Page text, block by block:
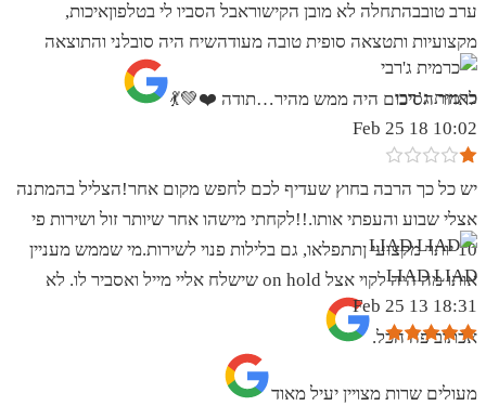
ערב טובבהתחלה לא מובן הקישוראבל הסביו לי בטלפוןאיכות,
מקצועיות ותטצאה סופית טובה מעודהשיח היה סובלני והתוצאה
לאחר הסיכום היה ממש מהיר…תודה ❤️💚💃
כרמית ג’רבי
10:02 18 Feb 25
יש כל כך הרבה בחוץ שעדיף לכם לחפש מקום אחר!הצליל בהמתנה
אצלי שבוע והעפתי אותו.!!לקחתי מישהו אחר שיותר זול ושירות פי
10 יותר מקצועי ןתתפלאו, גם בלילות פנוי לשירות.מי שממש מעניין
אותו מה היה לקוי אצל on hold שישלח אליי מייל ואסביר לו. לא
אכתוב פה הכל.
LIAD LIAD
18:31 13 Feb 25
מעולים שרות מצויין יעיל מאוד